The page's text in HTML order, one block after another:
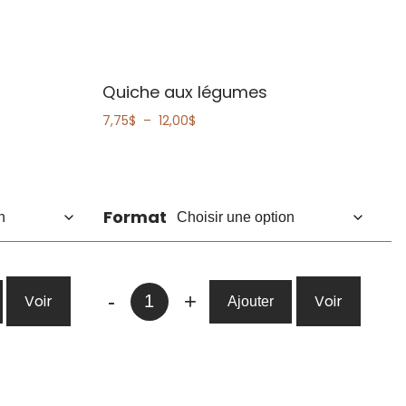
Voir
Quiche aux légumes
7,75$ – 12,00$
12,00$
Format
-
quantité
de
+ Ajouter Voir